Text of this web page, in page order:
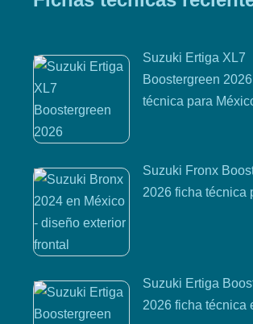
Suzuki Ertiga XL7
Boostergreen
técnica para
Suzuki Fronx
2026 ficha técnica
Suzuki Ertiga
2026 ficha técnica